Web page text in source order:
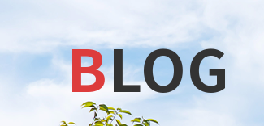
BLOG